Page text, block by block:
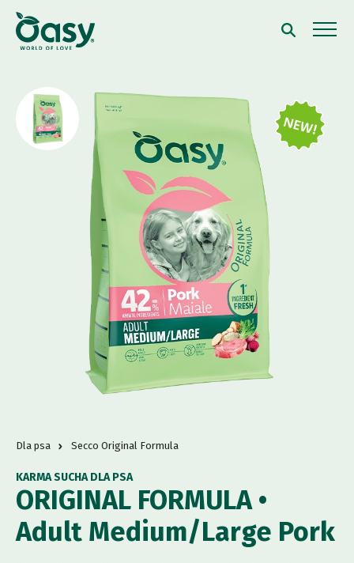
Dla psa Secco Original Formula
ORIGINAL FORMULA •
Adult Medium/Large Pork
KARMA SUCHA DLA PSA